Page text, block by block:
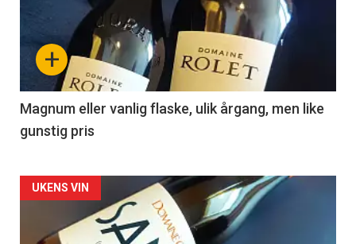
akkurat
nå
3
+
Magnum eller vanlig flaske, ulik årgang, men like
gunstig pris
Forsiden
akkurat
UKENS VIN